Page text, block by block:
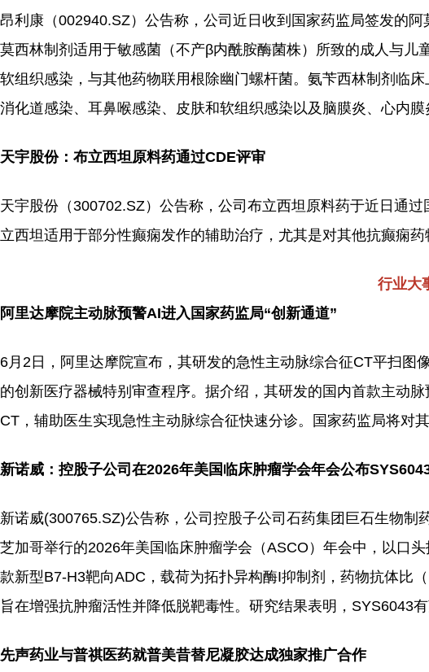
昂利康（002940.SZ）公告称，公司近日收到国家药监局签发的
莫西林制剂适用于敏感菌（不产β内酰胺酶菌株）所致的成人与
软组织感染，与其他药物联用根除幽门螺杆菌。氨苄西林制剂临
消化道感染、耳鼻喉感染、皮肤和软组织感染以及脑膜炎、心内膜
天宇股份：布立西坦原料药通过CDE评审
天宇股份（300702.SZ）公告称，公司布立西坦原料药于近日通
立西坦适用于部分性癫痫发作的辅助治疗，尤其是对其他抗癫痫药
行业大
阿里达摩院主动脉预警AI进入国家药监局“创新通道”
6月2日，阿里达摩院宣布，其研发的急性主动脉综合征CT平扫
的创新医疗器械特别审查程序。据介绍，其研发的国内首款主动
CT，辅助医生实现急性主动脉综合征快速分诊。国家药监局将对
新诺威：控股子公司在2026年美国临床肿瘤学会年会公布
新诺威(300765.SZ)公告称，公司控股子公司石药集团巨石生物
芝加哥举行的2026年美国临床肿瘤学会（ASCO）年会中，以口
款新型B7-H3靶向ADC，载荷为拓扑异构酶I抑制剂，药物抗体比
旨在增强抗肿瘤活性并降低脱靶毒性。研究结果表明，SYS6043
先声药业与普祺医药就普美昔替尼凝胶达成独家推广合作